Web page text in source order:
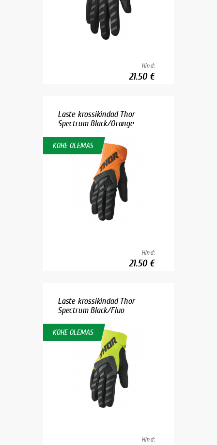
Hind:
21.50 €
Laste krossikindad Thor
Spectrum Black/Orange
KOHE OLEMAS
Hind:
21.50 €
Laste krossikindad Thor
Spectrum Black/Fluo
KOHE OLEMAS
Hind: